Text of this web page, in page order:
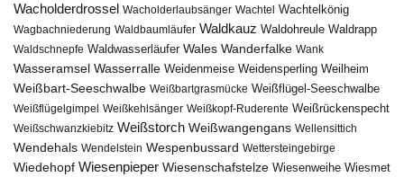
Wacholderdrossel Wacholderlaubsänger Wachtel Wachtelkönig
Wagbachniederung Waldbaumläufer Waldkauz Waldohreule Waldrapp
Waldschnepfe Waldwasserläufer Wales Wanderfalke Wank
Wasseramsel Wasserralle Weidenmeise Weidensperling Weilheim
Weißbart-Seeschwalbe Weißbartgrasmücke Weißflügel-Seeschwalbe
Weißflügelgimpel Weißkehlsänger Weißkopf-Ruderente Weißrückenspecht
Weißschwanzkiebitz Weißstorch Weißwangengans Wellensittich
Wendehals Wendelstein Wespenbussard Wettersteingebirge
Wiedehopf Wiesenpieper Wiesenschafstelze Wiesenweihe Wiesmet